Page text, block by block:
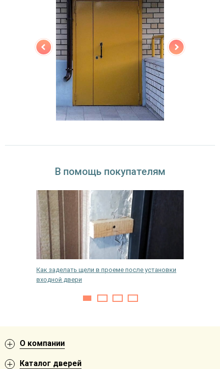
В помощь покупателям
Как заделать щели в проеме после установки
входной двери
О компании
Каталог дверей